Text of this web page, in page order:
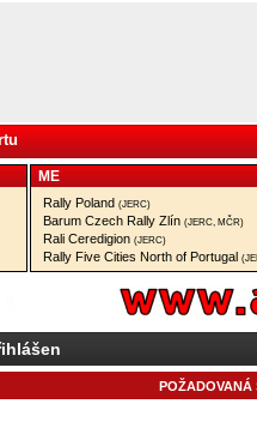
ME
Rally Poland (JERC)
Barum Czech Rally Zlín (JERC, MČR)
Rali Ceredigion (JERC)
Rally Five Cities North of Portugal
POŽADOVANÁ